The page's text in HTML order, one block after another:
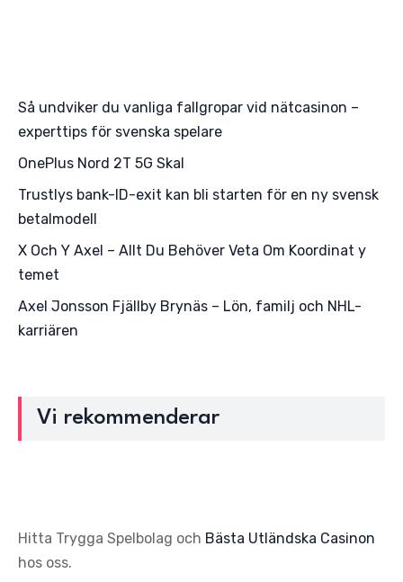
Så undviker du vanliga fallgropar vid nätcasinon –
experttips för svenska spelare
OnePlus Nord 2T 5G Skal
Trustlys bank-ID-exit kan bli starten för en ny svensk
betalmodell
X Och Y Axel – Allt Du Behöver Veta Om Koordinat y
temet
Axel Jonsson Fjällby Brynäs – Lön, familj och NHL-
karriären
Vi rekommenderar
Hitta Trygga Spelbolag och Bästa Utländska Casinon
hos oss.